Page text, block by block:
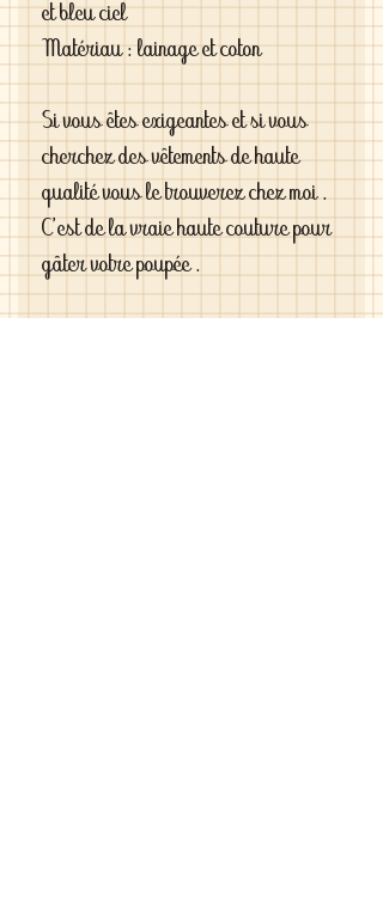
et bleu ciel
Matériau : lainage et coton
Si vous êtes exigeantes et si vous
cherchez des vêtements de haute
qualité vous le trouverez chez moi .
C'est de la vraie haute couture pour
gâter votre poupée .